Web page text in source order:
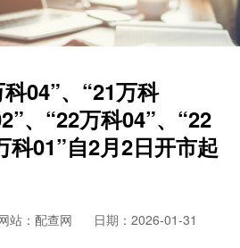
04”、“21万科
、“22万科04”、“22
科01”自2月2日开市起
站：配查网
日期：2026-01-31